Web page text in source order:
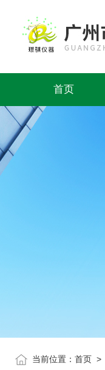
首页
当前位置： 首页 >